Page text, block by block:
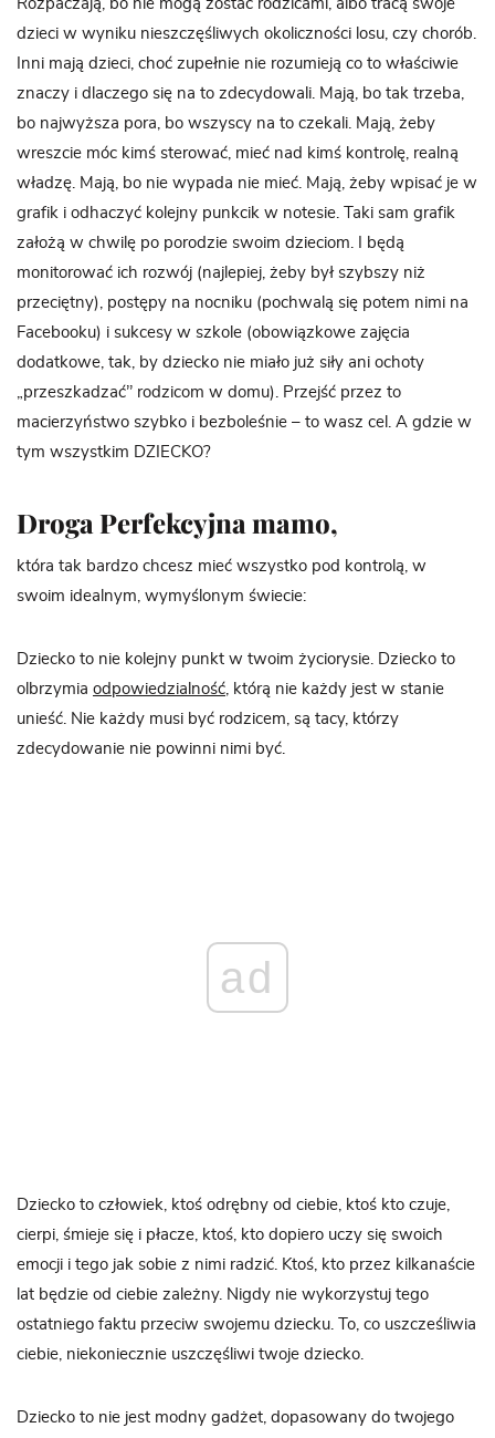
Rozpaczają, bo nie mogą zostać rodzicami, albo tracą swoje
dzieci w wyniku nieszczęśliwych okoliczności losu, czy chorób.
Inni mają dzieci, choć zupełnie nie rozumieją co to właściwie
znaczy i dlaczego się na to zdecydowali. Mają, bo tak trzeba,
bo najwyższa pora, bo wszyscy na to czekali. Mają, żeby
wreszcie móc kimś sterować, mieć nad kimś kontrolę, realną
władzę. Mają, bo nie wypada nie mieć. Mają, żeby wpisać je w
grafik i odhaczyć kolejny punkcik w notesie. Taki sam grafik
założą w chwilę po porodzie swoim dzieciom. I będą
monitorować ich rozwój (najlepiej, żeby był szybszy niż
przeciętny), postępy na nocniku (pochwalą się potem nimi na
Facebooku) i sukcesy w szkole (obowiązkowe zajęcia
dodatkowe, tak, by dziecko nie miało już siły ani ochoty
„przeszkadzać’’ rodzicom w domu). Przejść przez to
macierzyństwo szybko i bezboleśnie – to wasz cel. A gdzie w
tym wszystkim DZIECKO?
Droga Perfekcyjna mamo,
która tak bardzo chcesz mieć wszystko pod kontrolą, w
swoim idealnym, wymyślonym świecie:
Dziecko to nie kolejny punkt w twoim życiorysie. Dziecko to
olbrzymia odpowiedzialność, którą nie każdy jest w stanie
unieść. Nie każdy musi być rodzicem, są tacy, którzy
zdecydowanie nie powinni nimi być.
ad
Dziecko to człowiek, ktoś odrębny od ciebie, ktoś kto czuje,
cierpi, śmieje się i płacze, ktoś, kto dopiero uczy się swoich
emocji i tego jak sobie z nimi radzić. Ktoś, kto przez kilkanaście
lat będzie od ciebie zależny. Nigdy nie wykorzystuj tego
ostatniego faktu przeciw swojemu dziecku. To, co uszcześliwia
ciebie, niekoniecznie uszczęśliwi twoje dziecko.
Dziecko to nie jest modny gadżet, dopasowany do twojego